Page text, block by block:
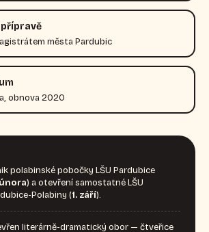
přípravě
města Pardubic
obnova 2020
polabinské pobočky LŠU Pardubice
) a otevření samostatné LŠU
Polabiny (1. září).
literárně-dramatický obor — čtveřice